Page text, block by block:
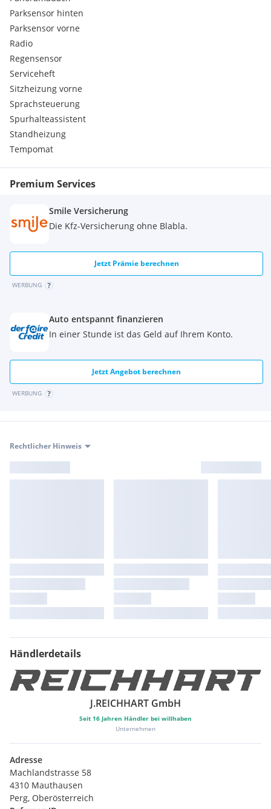
Parksensor hinten
Parksensor vorne
Radio
Regensensor
Serviceheft
Sitzheizung vorne
Sprachsteuerung
Spurhalteassistent
Standheizung
Tempomat
Premium Services
Smile Versicherung
Die Kfz-Versicherung ohne Blabla.
Jetzt Prämie berechnen
WERBUNG
Auto entspannt finanzieren
In einer Stunde ist das Geld auf Ihrem Konto.
Jetzt Angebot berechnen
WERBUNG
Rechtlicher Hinweis
Händlerdetails
J.REICHHART GmbH
Seit 16 Jahren Händler bei willhaben
Unternehmen
Adresse
Machlandstrasse 58
4310 Mauthausen
Perg, Oberösterreich